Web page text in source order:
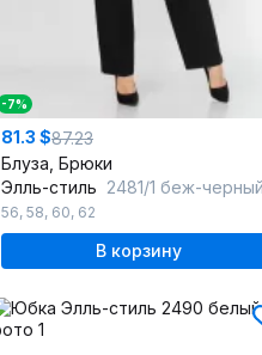
-7%
81.3 $87.23
Блуза, Брюки
Элль-стиль 2481/1 беж-
56, 58, 60, 62
В корзину